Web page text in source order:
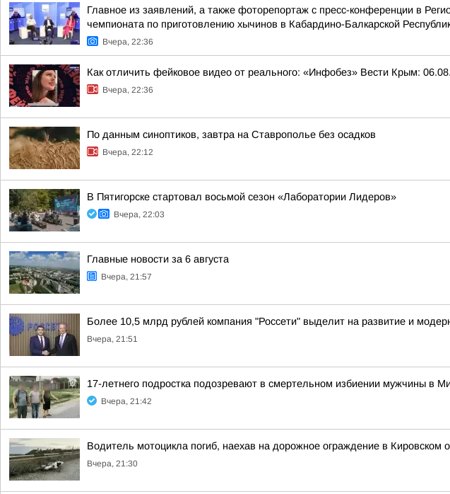
Главное из заявлений, а также фоторепортаж с пресс-конференции в
чемпионата по приготовлению хычинов в Кабардино-Балкарской
Вчера, 22:36
Как отличить фейковое видео от реального: «Инфобез» Вести Крым:
Вчера, 22:36
По данным синоптиков, завтра на Ставрополье без осадков
Вчера, 22:12
В Пятигорске стартовал восьмой сезон «Лаборатории Лидеров»
Вчера, 22:03
Главные новости за 6 августа
Вчера, 21:57
Более 10,5 млрд рублей компания "Россети" выделит на развитие и
Вчера, 21:51
17-летнего подростка подозревают в смертельном избиении мужчины в
Вчера, 21:42
Водитель мотоцикла погиб, наехав на дорожное ограждение в Кировском
Вчера, 21:30